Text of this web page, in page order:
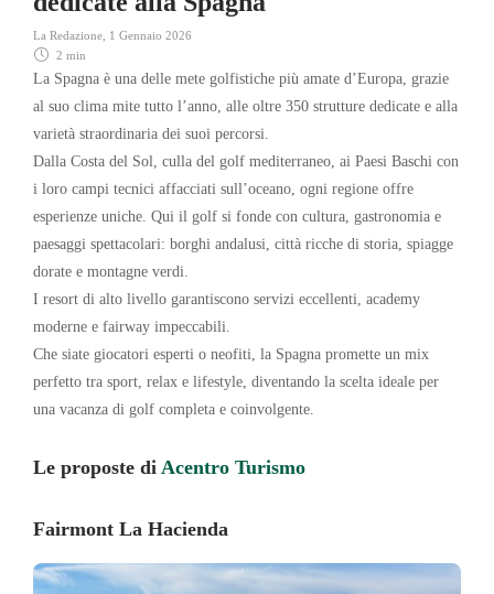
La Redazione 1 Gennaio 2026
2 min
La Spagna è una delle mete golfistiche più amate d’Europa, grazie
al suo clima mite tutto l’anno, alle oltre 350 strutture dedicate e alla
varietà straordinaria dei suoi percorsi.
Dalla Costa del Sol, culla del golf mediterraneo, ai Paesi Baschi con
i loro campi tecnici affacciati sull’oceano, ogni regione offre
esperienze uniche. Qui il golf si fonde con cultura, gastronomia e
paesaggi spettacolari: borghi andalusi, città ricche di storia, spiagge
dorate e montagne verdi.
I resort di alto livello garantiscono servizi eccellenti, academy
moderne e fairway impeccabili.
Che siate giocatori esperti o neofiti, la Spagna promette un mix
perfetto tra sport, relax e lifestyle, diventando la scelta ideale per
una vacanza di golf completa e coinvolgente.
Le proposte di Acentro Turismo
Fairmont La Hacienda